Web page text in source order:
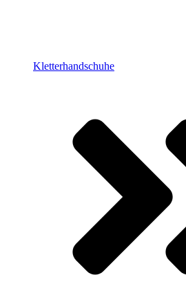
Kletterhandschuhe